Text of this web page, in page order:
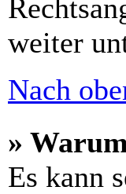
weiter
Nach
»
Es kann